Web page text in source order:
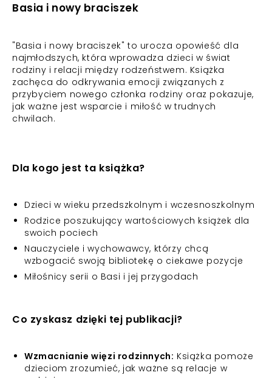
Basia i nowy braciszek
"Basia i nowy braciszek" to urocza opowieść dla
najmłodszych, która wprowadza dzieci w świat
rodziny i relacji między rodzeństwem. Książka
zachęca do odkrywania emocji związanych z
przybyciem nowego członka rodziny oraz pokazuje,
jak ważne jest wsparcie i miłość w trudnych
chwilach.
Dla kogo jest ta książka?
Dzieci w wieku przedszkolnym i wczesnoszkolnym
Rodzice poszukujący wartościowych książek dla
swoich pociech
Nauczyciele i wychowawcy, którzy chcą
wzbogacić swoją bibliotekę o ciekawe pozycje
Miłośnicy serii o Basi i jej przygodach
Co zyskasz dzięki tej publikacji?
Wzmacnianie więzi rodzinnych: Książka pomoże
dzieciom zrozumieć, jak ważne są relacje w